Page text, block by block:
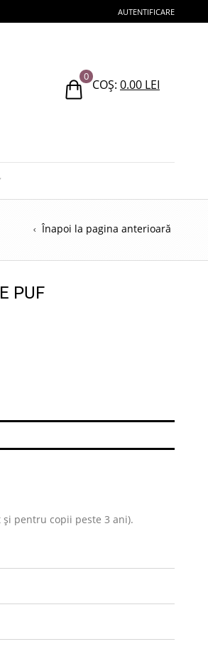
AUTENTIFICARE
0
COȘ: 0.00 LEI
Înapoi la pagina anterioară
PUF
pentru copii peste 3 ani).